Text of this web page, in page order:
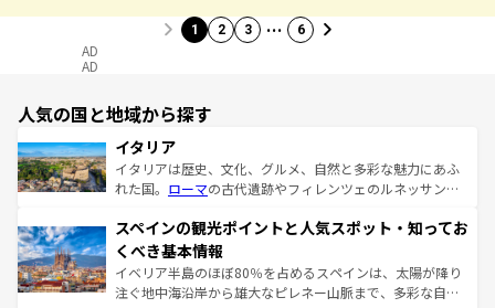
1 2 3 … 6
AD
AD
人気の国と地域から探す
イタリア
イタリアは歴史、文化、グルメ、自然と多彩な魅力にあふ
れた国。 ローマの古代遺跡やフィレンツェのルネッサンス
ろん、トスカーナの美しい田園風景やアマルフィ海岸の絶
景など、自然景観も見逃せない。観光の合間には、本場の
ピザやパスタなど、絶品のイタリア料理を堪能することも
できる。朝目覚めてから夜眠るまで、すべての瞬間を楽し
スペインの観光ポイントと人気スポット・知ってお
くべき基本情報
イベリア半島のほぼ80％を占めるスペインは、太陽が降り
注ぐ地中海沿岸から雄大なピレネー山脈まで、多彩な自然